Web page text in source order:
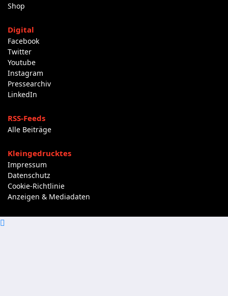
Shop
Digital
Facebook
Twitter
Youtube
Instagram
Pressearchiv
LinkedIn
RSS-Feeds
Alle Beiträge
Kleingedrucktes
Impressum
Datenschutz
Cookie-Richtlinie
Anzeigen & Mediadaten